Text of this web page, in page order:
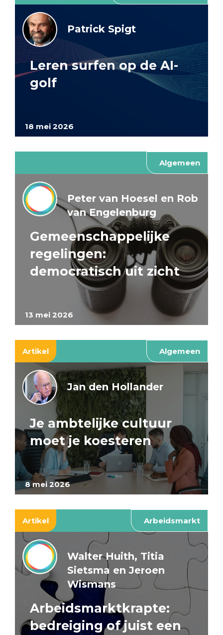
18 mei 2026
Patrick Spigt
Leren surfen op de AI-
golf
Algemeen
13 mei 2026
Peter van Hoesel en Rob
van Engelenburg
Gemeenschappelijke
regelingen:
democratisch uit zicht
Artikel Algemeen
8 mei 2026
Jan den Hollander
Je ambtelijke cultuur
moet je koesteren
Artikel Arbeidsmarkt
Walter Huith, Titia
Sietsma en Jeroen
Wismans
Arbeidsmarktkrapte:
bedreiging of juist een